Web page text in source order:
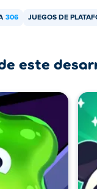
306 JUEGOS DE
este